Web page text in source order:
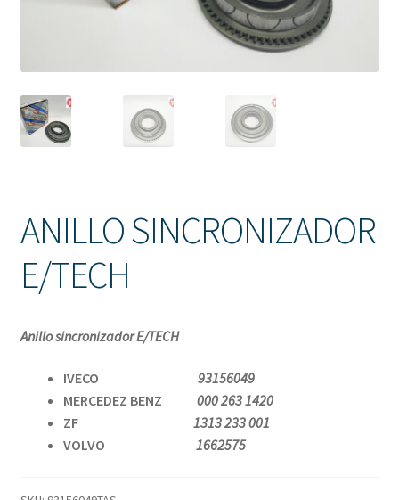
Tienda
ANILLO SINCRONIZADOR
E/TECH
Anillo sincronizador E/TECH
IVECO
93156049
MERCEDEZ BENZ 000 263 1420
ZF 1313 233 001
VOLVO 1662575